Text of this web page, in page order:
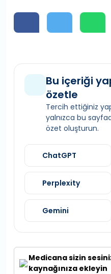
Bu içeriği
özetle
Tercih ettiğiniz
yalnızca bu
özet oluşturun.
ChatGPT
Perplexity
Gemini
Medicana sizin
kaynağınıza ekleyin